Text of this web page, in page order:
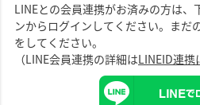
LINEとの会員連携がお済みの方は、
ンからログインしてください。まだ
をしてください。
（LINE会員連携の詳細はLINEID連携